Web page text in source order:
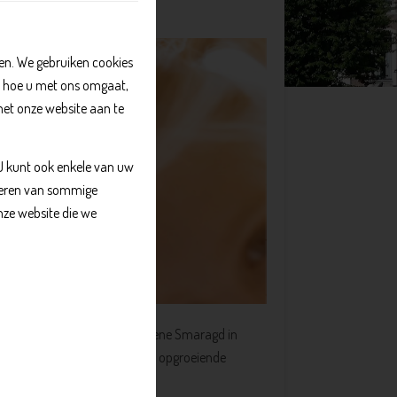
We gebruiken cookies
u met ons omgaat,
onze website aan te
kunt ook enkele van uw
van sommige
website die we
de Groene Smaragd in
met al je vragen over opgroeiende